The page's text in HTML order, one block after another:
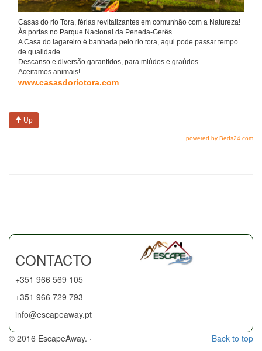
CONTACTO
+351 966 569 105
+351 966 729 793
info@escapeaway.pt
Back to top
© 2016 EscapeAway. ·